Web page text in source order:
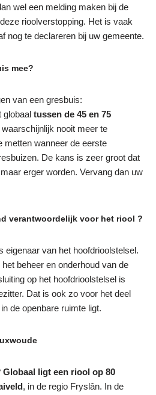
wel een melding maken bij de
rioolverstopping. Het is vaak
nog te declareren bij uw gemeente.
mee?
van een gresbuis:
globaal tussen de 45 en 75
nooit meer te
metten wanneer de eerste
De kans is zeer groot dat
erger worden. Vervang dan uw
verantwoordelijk voor het riool ?
eigenaar van het hoofdrioolstelsel.
beheer en onderhoud van de
op het hoofdrioolstelsel is
Dat is ook zo voor het deel
de openbare ruimte ligt.
Globaal ligt een riool op 80
, in de regio Fryslân. In de